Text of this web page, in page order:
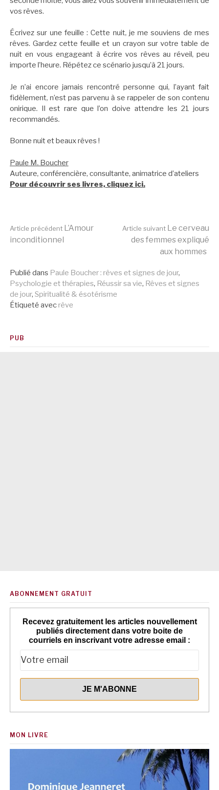
vos rêves.
Écrivez sur une feuille : Cette nuit, je me souviens de mes
rêves. Gardez cette feuille et un crayon sur votre table de
nuit en vous engageant à écrire vos rêves au réveil, peu
importe l’heure. Répétez ce scénario jusqu’à 21 jours.
Je n’ai encore jamais rencontré personne qui, l’ayant fait
fidèlement, n’est pas parvenu à se rappeler de son contenu
onirique. Il est rare que l’on doive attendre les 21 jours
recommandés.
Bonne nuit et beaux rêves !
Paule M. Boucher
Auteure, conférencière, consultante, animatrice d’ateliers
Pour découvrir ses livres, cliquez ici.
Lire
la
suite
Article précédent L’Amour
inconditionnel
Article suivant Le cerveau
des femmes expliqué
aux hommes
Publié dans Paule Boucher : rêves et signes de jour,
Psychologie et thérapies, Réussir sa vie, Rêves et signes
de jour, Spiritualité & ésotérisme
Étiqueté avecrêve
PUB
ABONNEMENT GRATUIT
Recevez gratuitement les articles nouvellement
publiés directement dans votre boite de
courriels en inscrivant votre adresse email :
MON LIVRE